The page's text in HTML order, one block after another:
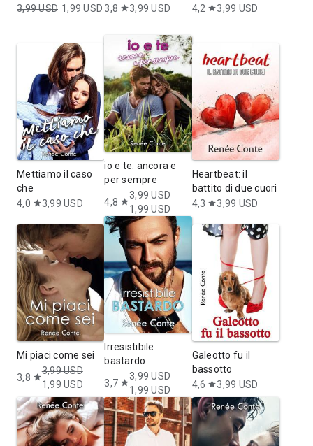
3,99 USD 1,99 USD 3,8 star3,99 USD
4,2 star3,99 USD
Mettiamo il caso
che
4,0 star3,99 USD
io e te: ancora e
per sempre
4,8 star
3,99 USD
1,99 USD
Heartbeat: il
battito di due cuori
4,3 star3,99 USD
Mi piaci come sei
3,8 star
3,99 USD
1,99 USD
Irresistibile
bastardo
3,7 star
3,99 USD
1,99 USD
Galeotto fu il
bassotto
4,6 star3,99 USD